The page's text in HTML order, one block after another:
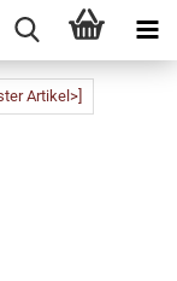
Artikel>]